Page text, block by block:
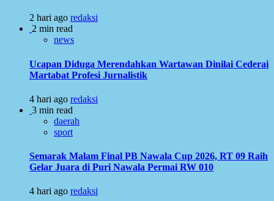
2 hari ago redaksi
2 min read
news
Ucapan Diduga Merendahkan Wartawan Dinilai Cederai
Martabat Profesi Jurnalistik
4 hari ago redaksi
3 min read
daerah
sport
Semarak Malam Final PB Nawala Cup 2026, RT 09 Raih
Gelar Juara di Puri Nawala Permai RW 010
4 hari ago redaksi